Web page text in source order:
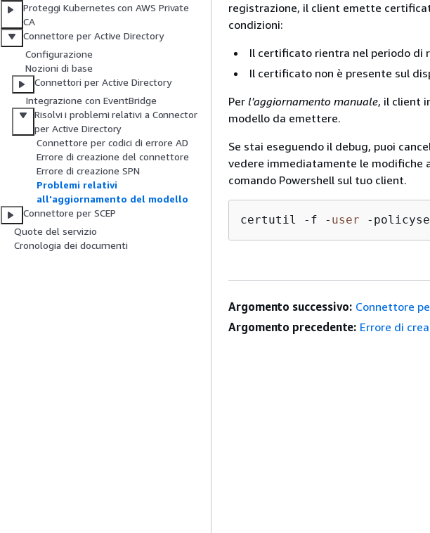
Proteggi Kubernetes con AWS Private
CA
Connettore per Active Directory
Configurazione
Nozioni di base
Connettori per Active Directory
Integrazione con EventBridge
Risolvi i problemi relativi a Connector
per Active Directory
Connettore per codici di errore AD
Errore di creazione del connettore
Errore di creazione SPN
Problemi relativi
all'aggiornamento del modello
Connettore per SCEP
Quote del servizio
Cronologia dei documenti
registrazione, il client emette
condizioni:
Il certificato rientra nel periodo di
Il certificato non è presente sul
Per l'aggiornamento manuale, il client
modello da emettere.
Se stai eseguendo il debug, puoi
vedere immediatamente le modifiche
comando Powershell sul tuo client.
certutil - f - user -
Argomento successivo: Connettore
Argomento precedente: Errore di